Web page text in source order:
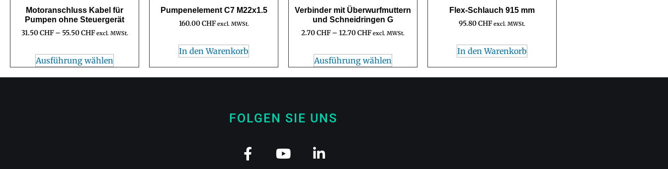
Motoranschluss Kabel für
Pumpen ohne Steuergerät
31.50CHF – 55.50CHF excl. MWSt.
Ausführung wählen
Pumpenelement C7 M22x1.5
160.00CHF excl. MWSt.
In den Warenkorb
Verbinder mit Überwurfmuttern
und Schneidringen G
2.70CHF – 12.70CHF excl. MWSt.
Ausführung wählen
Flex-Schlauch 915 mm
95.80CHF excl. MWSt.
In den Warenkorb
FOLGEN SIE UNS